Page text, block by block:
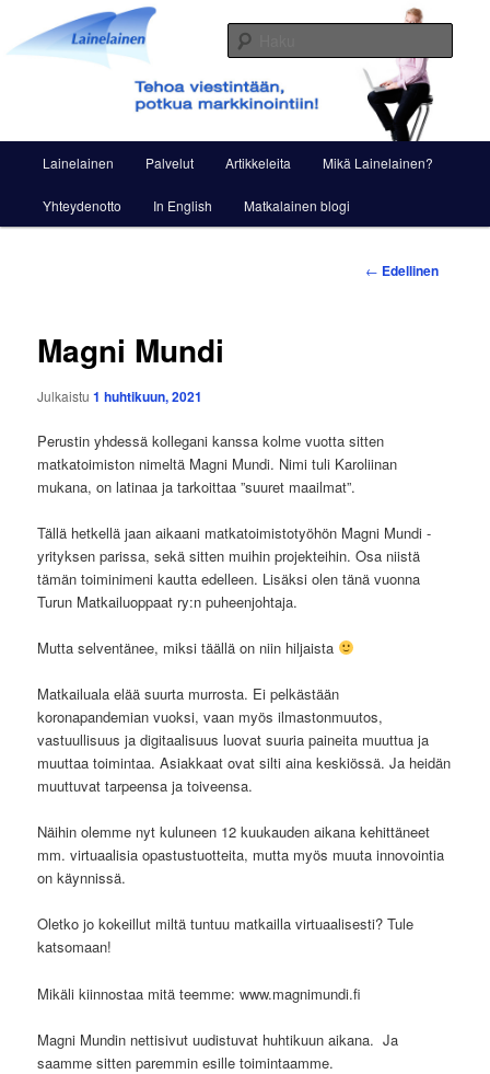
sisältöön
Lainelainen
Viestintää ja markkinointia
Lainelainen Palvelut Artikkeleita Mikä Lainelainen?
Yhteydenotto In English Matkalainen blogi
Artikkelien
← Edellinen
Magni Mundi
Julkaistu1 huhtikuun, 2021
Perustin yhdessä kollegani kanssa kolme vuotta sitten
matkatoimiston nimeltä Magni Mundi. Nimi tuli Karoliinan
mukana, on latinaa ja tarkoittaa ”suuret maailmat”.
Tällä hetkellä jaan aikaani matkatoimistotyöhön Magni Mundi -
yrityksen parissa, sekä sitten muihin projekteihin. Osa niistä
tämän toiminimeni kautta edelleen. Lisäksi olen tänä vuonna
Turun Matkailuoppaat ry:n puheenjohtaja.
Mutta selventänee, miksi täällä on niin hiljaista
Matkailuala elää suurta murrosta. Ei pelkästään
koronapandemian vuoksi, vaan myös ilmastonmuutos,
vastuullisuus ja digitaalisuus luovat suuria paineita muuttua ja
muuttaa toimintaa. Asiakkaat ovat silti aina keskiössä. Ja heidän
muuttuvat tarpeensa ja toiveensa.
Näihin olemme nyt kuluneen 12 kuukauden aikana kehittäneet
mm. virtuaalisia opastustuotteita, mutta myös muuta innovointia
on käynnissä.
Oletko jo kokeillut miltä tuntuu matkailla virtuaalisesti? Tule
katsomaan!
Mikäli kiinnostaa mitä teemme: www.magnimundi.fi
Magni Mundin nettisivut uudistuvat huhtikuun aikana. Ja
saamme sitten paremmin esille toimintaamme.